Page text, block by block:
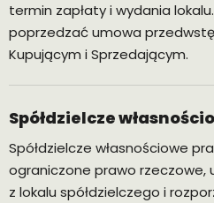
termin zapłaty i wydania
poprzedzać umowa
Kupującym i Sprzedającym.
Spółdzielcze
Spółdzielcze własnościowe
ograniczone prawo rzeczowe,
z lokalu spółdzielczego i